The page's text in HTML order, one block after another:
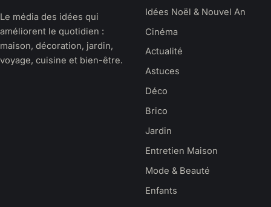
Le média des idées qui
améliorent le quotidien :
maison, décoration, jardin,
voyage, cuisine et bien-être.
Idées Noël & Nouvel An
Cinéma
Actualité
Astuces
Déco
Brico
Jardin
Entretien Maison
Mode & Beauté
Enfants